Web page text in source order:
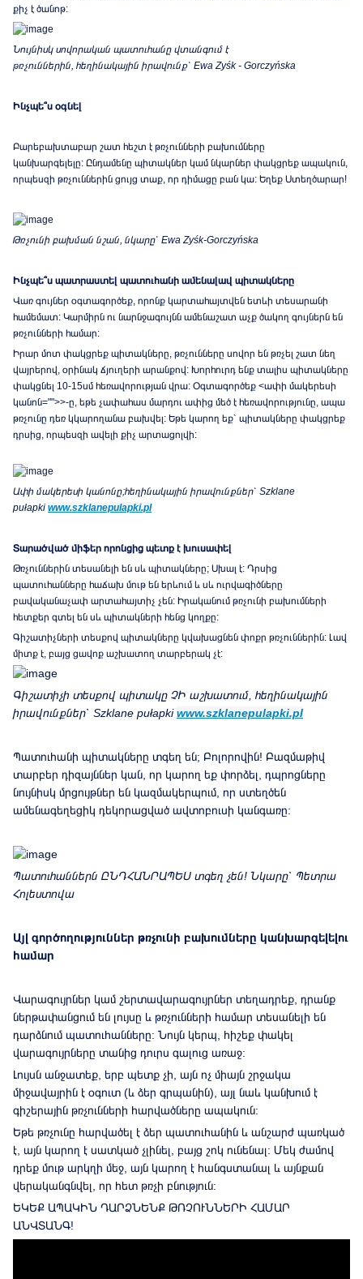
քիչ է ծանոթ:
Նույնիսկ սովորական պատուհանը վտանգում է
թռչուններին, հեղինակային իրավունք՝ Ewa Zyśk - Gorczyńska
Ինչպե՞ս օգնել
Բարեբախտաբար շատ հեշտ է թռչունների բախումները
կանխարգելելը: Ընդամենը պիտակներ կամ նկարներ փակցրեք ապակուն,
որպեսզի թռչուններին ցույց տաք, որ դիմացը բան կա: Եղեք Ստեղծարար!
Թռչունի բախման նշան, նկարը՝ Ewa Zyśk-Gorczyńska
Ինչպե՞ս պատրաստել պատուհանի ամենալավ պիտակները
Վառ գույներ օգտագործեք, որոնք կարտահայտվեն ետևի տեսարանի
համեմատ: Կարմիրն ու նարնջագույնն ամենաշատ աչք ծակող գույներն են
թռչունների համար:
Իրար մոտ փակցրեք պիտակները, թռչունները սովոր են թռչել շատ նեղ
վայրերով, օրինակ ճյուղերի արանքով: Խորհուրդ ենք տալիս պիտակները
փակցնել 10-15սմ հեռավորության վրա: Օգտագործեք <ափի մակերեսի
կանոն="">>-ը, եթե չափահաս մարդու ափից մեծ է հեռավորությունը, ապա
թռչունը դեռ կկարողանա բախվել: Եթե կարող եք՝ պիտակները փակցրեք
դրսից, որպեսզի ավելի քիչ արտացոլվի:
Ափի մակերեսի կանոնը;հեղինակային իրավունքներ՝ Szklane
pułapki www.szklanepulapki.pl
Տարածված միֆեր որոնցից պետք է խուսափել
Թռչուններին տեսանելի են սև պիտակները; Սխալ է: Դրսից
պատուհանները հաճախ մութ են երևում և սև ուրվագիծները
բավականաչափ արտահայտիչ չեն: Իրականում թռչունի բախումների
հետքեր գտել են սև պիտակների հենց կողքը:
Գիշատիչների տեսքով պիտակները կվախացնեն փոքր թռչուններին: Լավ
միտք է, բայց ցավոք աշխատող տարբերակ չէ:
Գիշատիչի տեսքով պիտակը ՉԻ աշխատում, հեղինակային
իրավունքներ՝ Szklane pułapkiwww.szklanepulapki.pl
Պատուհանի պիտակները տգեղ են; Բոլորովին! Բազմաթիվ
տարբեր դիզայններ կան, որ կարող եք փորձել, դպրոցները
նույնիսկ մրցույթներ են կազմակերպում, որ ստեղծեն
ամենագեղեցիկ դեկորացված ավտոբուսի կանգառը:
Պատուհաններն ԸՆԴՀԱՆՐԱՊԵՍ տգեղ չեն! Նկարը՝ Պետրա
Հոլեստովա
Այլ գործողություններ թռչունի բախումները կանխարգելելու
համար
Վարագույրներ կամ շերտավարագույրներ տեղադրեք, դրանք
ներթափանցում են լույսը և թռչունների համար տեսանելի են
դարձնում պատուհանները: Նույն կերպ, հիշեք փակել
վարագույրները տանից դուրս գալուց առաջ:
Լույսն անջատեք, երբ պետք չի, այն ոչ միայն շրջակա
միջավայրին է օգուտ (և ձեր գրպանին), այլ նաև կանխում է
գիշերային թռչունների հարվածները ապակուն:
Եթե թռչունը հարվածել է ձեր պատուհանին և անշարժ պառկած
է, այն կարող է սատկած չլինել, բայց շոկ ունենալ: Մեկ ժամով
դրեք մութ արկղի մեջ, այն կարող է հանգստանալ և այնքան
վերականգնվել, որ հետ թռչի բնություն:
ԵԿԵՔ ԱՊԱԿԻՆ ԴԱՐՁՆԵՆՔ ԹՌՉՈՒՆՆԵՐԻ ՀԱՄԱՐ
ԱՆՎՏԱՆԳ!